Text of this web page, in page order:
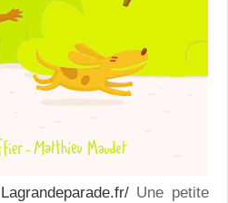
Lagrandeparade.fr/Une petite